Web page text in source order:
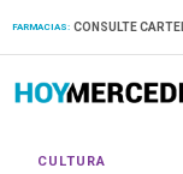
FARMACIAS: CONSULTE